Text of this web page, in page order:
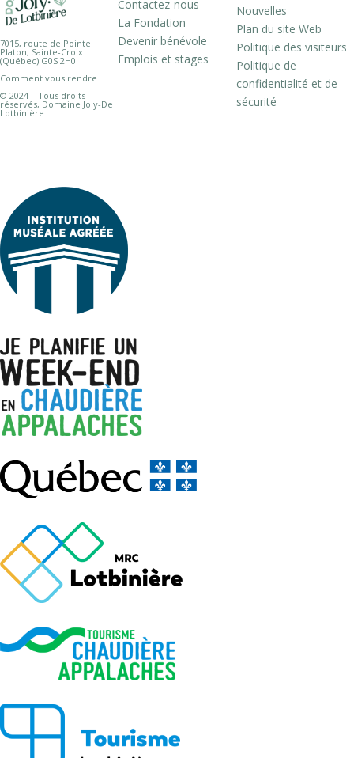
7015, route de Pointe
Platon, Sainte-Croix
(Québec) G0S 2H0
Comment vous rendre
© 2024 – Tous droits
réservés, Domaine Joly-De
Lotbinière
Contactez-nous
La Fondation
Devenir bénévole
Emplois et stages
Nouvelles
Plan du site Web
Politique des visiteurs
Politique de
confidentialité et de
sécurité